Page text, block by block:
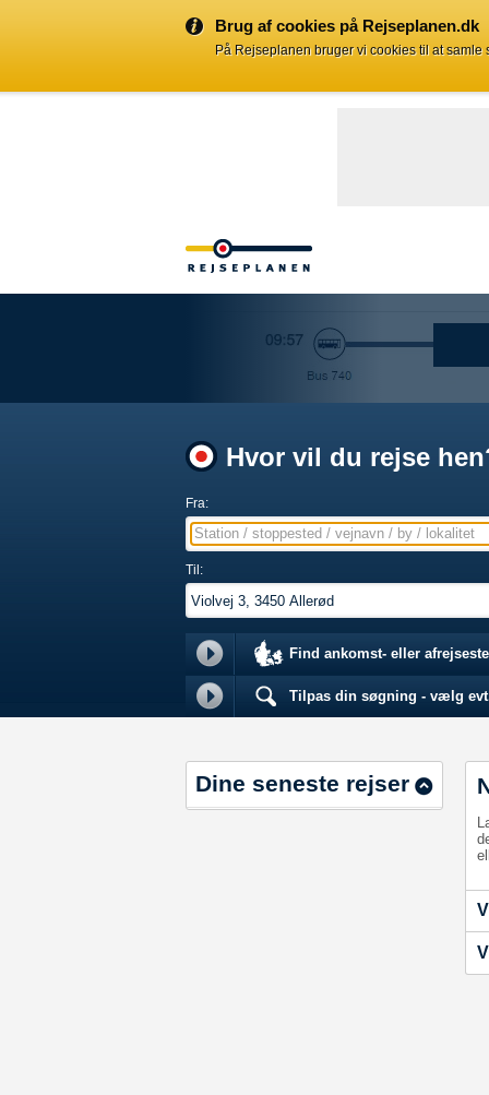
Brug af cookies på Rejseplanen.dk
På Rejseplanen bruger vi cookies til at
Hvor vil du rejse
Fra:
Station / stoppested / vejnavn / by / lokalitet
Til:
Find ankomst- eller
Tilpas din søgning - vælg
Dine seneste rejser